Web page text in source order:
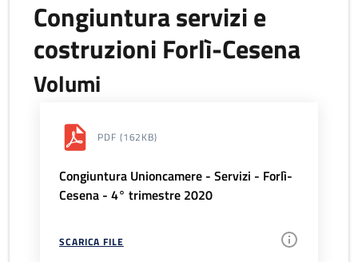
Congiuntura servizi e
costruzioni Forlì-Cesena
Volumi
PDF (162KB)
Congiuntura Unioncamere - Servizi - Forlì-
Cesena - 4° trimestre 2020
SCARICA FILE